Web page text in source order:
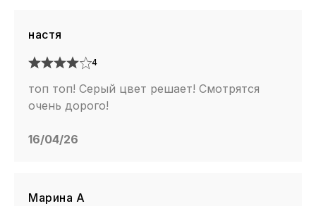
настя
4
топ топ! Серый цвет решает! Смотрятся
очень дорого!
16/04/26
Марина А